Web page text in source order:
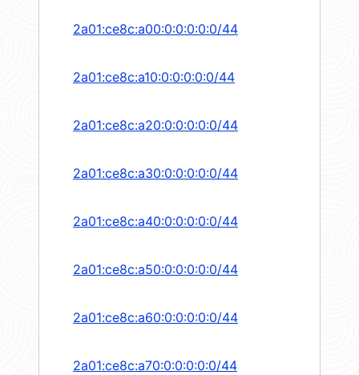
2a01:ce8c:a00:0:0:0:0:0/44
2a01:ce8c:a10:0:0:0:0:0/44
2a01:ce8c:a20:0:0:0:0:0/44
2a01:ce8c:a30:0:0:0:0:0/44
2a01:ce8c:a40:0:0:0:0:0/44
2a01:ce8c:a50:0:0:0:0:0/44
2a01:ce8c:a60:0:0:0:0:0/44
2a01:ce8c:a70:0:0:0:0:0/44